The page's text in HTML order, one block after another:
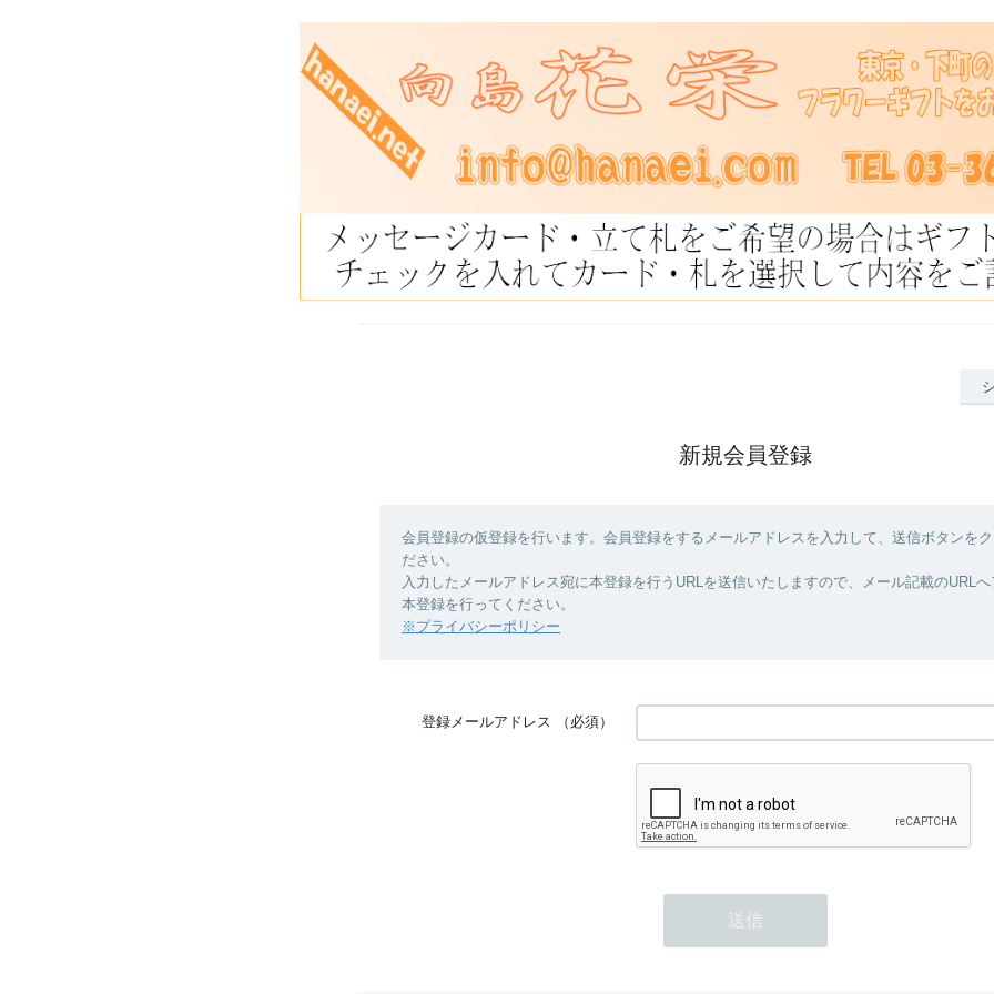
新規会員登録
会員登録の仮登録を行います。会員登録をするメールアドレスを入力して、送信ボタンをク
ださい。
入力したメールアドレス宛に本登録を行うURLを送信いたしますので、メール記載のURLへ
本登録を行ってください。
※プライバシーポリシー
登録メールアドレス （必須）